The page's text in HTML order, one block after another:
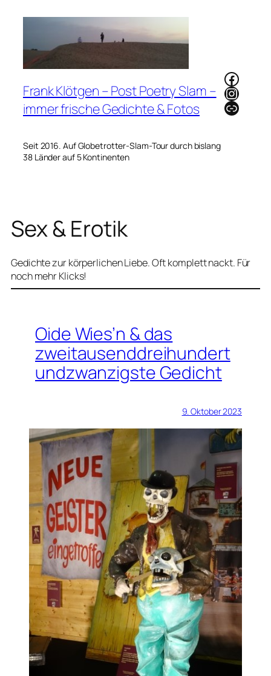
Frank Klötgen – Post Poetry Slam –
immer frische Gedichte & Fotos
Seit 2016. Auf Globetrotter-Slam-Tour durch bislang
38 Länder auf 5 Kontinenten
Link
Sex & Erotik
Gedichte zur körperlichen Liebe. Oft komplett nackt. Für
noch mehr Klicks!
Oide Wies’n & das
zweitausenddreihundert
undzwanzigste Gedicht
9. Oktober 2023